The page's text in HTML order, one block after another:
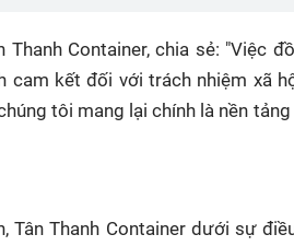
Thanh Container, chia sẻ: "Việc
cam kết đối với trách nhiệm xã
tôi mang lại chính là nền
Thanh Container dưới sự